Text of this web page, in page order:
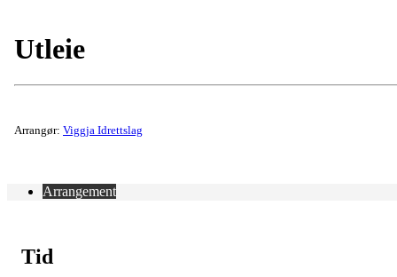
Utleie
Arrangør: Viggja Idrettslag
Arrangement
Tid